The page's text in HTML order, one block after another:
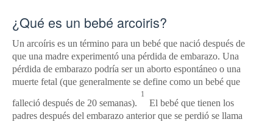
¿Qué es un bebé arcoiris?
Un arcoíris es un término para un bebé que nació después de
que una madre experimentó una pérdida de embarazo. Una
pérdida de embarazo podría ser un aborto espontáneo o una
muerte fetal (que generalmente se define como un bebé que
falleció después de 20 semanas).
1
El bebé que tienen los
padres después del embarazo anterior que se perdió se llama